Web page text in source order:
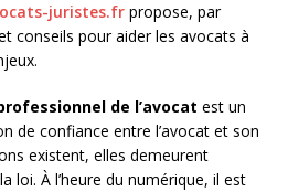
juristes.fr propose, par
conseils pour aider les avocats à
de l’avocat est un
de confiance entre l’avocat et son
existent, elles demeurent
loi. À l’heure du numérique, il est